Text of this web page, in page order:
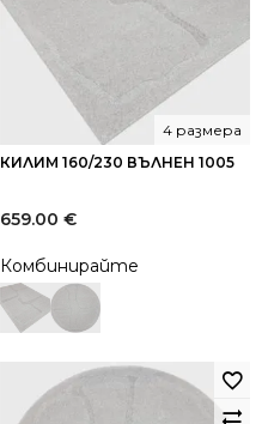
КИЛИМ 160/230 ВЪЛНЕН 1005
4 размера
659.00 €
Комбинирайте